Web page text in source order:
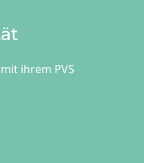
ihrem PVS